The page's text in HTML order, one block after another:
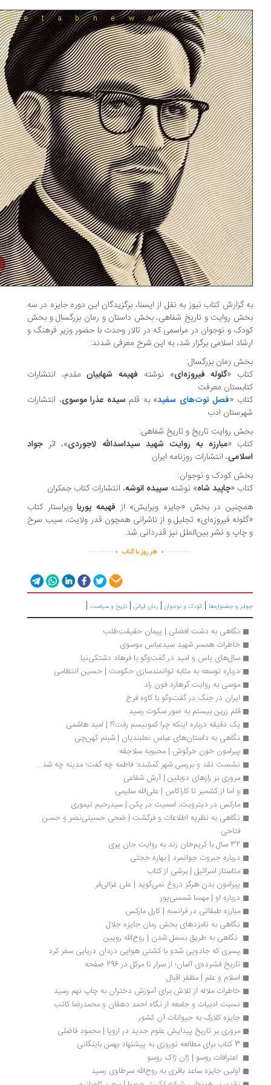
گزارش کتاب نیوز به نقل از ایسنا، برگزیدگان این دوره جایزه در سه
روایت و تاریخ شفاهی، بخش داستان و رمان بزرگسال و بخش
و نوجوان در مراسمی که در تالار وحدت با حضور وزیر فرهنگ و
اسلامی برگزار شد، به این شرح معرفی شدند:
رمان بزرگسال:
«گلوله فیروزه‌ای» نوشته فهیمه شهابیانمقدم، انتشارات
معرفت
فصل توت‌های سفید» به قلم سیده عذرا موسوی، انتشارات
ادب
روایت تاریخ و تاریخ شفاهی:
«مبارزه به روایت شهید سیداسدالله لاجوردی»، اثرجواد
، انتشارات روزنامه ایران
کودک و نوجوان:
چاپید شاه» نوشتهسپیده انوشه، انتشارات کتاب جمکران
در بخش «جایزه ویرایش» ازفهیمه پوریاویراستار کتاب
فیروزه‌ای» تجلیل و از ناشرانی همچون قدر ولایت، سیب سرخ
و نشر بین‌الملل نیز قدردانی شد.
...............
. هر روز با کتاب .
..............
و جشنواره‌ها|کودک و نوجوان |رمان ایرانی|تاریخ و سیاست |
نگاهی به دشت افضلی | پیمان حقیقت‌طلب
خاطرات همسر شهید سیدعباس موسوی
سال‌های یاس و امید در گفت‌وگو با فرهاد دشتکی‌نیا
درباره توسعه به مثابه توانمندسازی حکومت | حسین انتظامی
موسی به روایت گرهارد فون راد
ایران در جنگ در گفت‌وگو با کاوه فرخ
قلم زرین بیستم به صور سکوت رسید
یک دقیقه درباره اینکه چرا کمونیسم رفت؟! | امید هاشمی
نگاهی به داستان‌های عباس نعلبندیان | شبنم کهن‌چی
پیرامون خون خرگوش | محبوبه سلاجقه
نشست نقد و بررسی شهر گمشده: فاطمه چه گفت؛ مدینه چه شد...
مروری بر رازهای دوبلین | آرش شفاعی
و اما از کشمیر تا کاراکاس | علی‌الله سلیمی
مارکس در دیترویت، اسمیت در پکن | سیدرحیم تیموری
نگاهی به نظریه اطلاعات و فرگشت | ضحی حسینی‌نصر و حسن
درباره جبروت جوانمرد | بهاره حجتی
متاستاز اسرائیل | برشی از کتاب
پیرامون بدن هرگز دروغ نمی‌گوید | علی غزالی‌فر
درباره او | مهسا شمسی‌پور
مبارزه طبقاتی در فرانسه | کارل مارکس
نگاهی به نامزدهای بخش رمان جایزه جلال
نگاهی به طریق بسمل شدن | روح‌الله رویین
پسری که جادویی شدو با کشتی هوایی دزدان دریایی سفر کرد
تاریخ فشرده‌ی آلمان؛ از سزار تا مرکل در 296 صفحه
اسلام و علم | مظفر اقبال
خاطرات ملاله از تلاش برای آموزش دختران به چاپ نهم رسید
نسبت ادبیات و جامعه از نگاه احمد دهقان و محمدرضا کاتب
جایزه کلارک به حیوانات آن کشور
مروری بر تاریخ پیدایش علوم جدید در اروپا | محمود فاضلی
اعترافات روسو | ژان ژاک روسو
اولین جایزه ساعد باقری به روح‌الله سرطاوی رسید